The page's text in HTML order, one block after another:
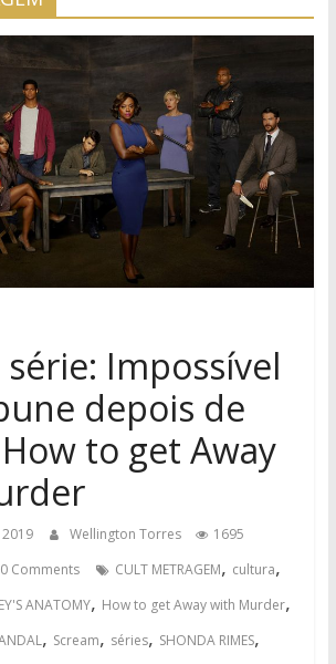
série: Impossível
depois de
to get Away
Wellington Torres
1695
0 Comments CULT METRAGEM, cultura,
ANATOMY, How to get Away with Murder,
, Scream, séries, SHONDA RIMES,